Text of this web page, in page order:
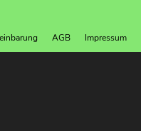
AGB Impressum